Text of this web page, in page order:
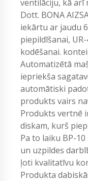
ventilāciju, kā arī
Dott. BONA
iekārtu ar jaudu
piepildīšanai,
kodēšanai.
Automatizētā
iepriekša
automātiski
produkts vairs
Produkts vertnē
diskam, kurš
Pa to laiku BP-
un uzpildes
ļoti kvalitatīvu
Produkta